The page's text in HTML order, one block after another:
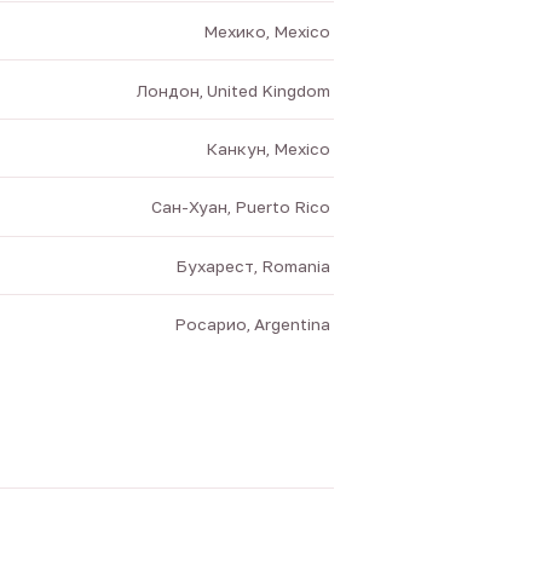
Мехико, Mexico
Лондон, United Kingdom
Канкун, Mexico
Сан-Хуан, Puerto Rico
Бухарест, Romania
Росарио, Argentina